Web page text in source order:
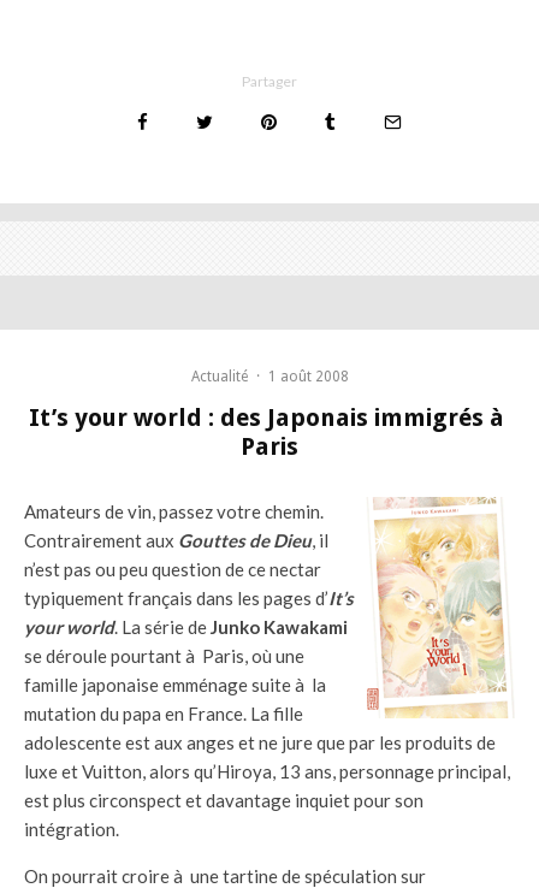
Partager
Actualité · 1 août 2008
It’s your world : des Japonais immigrés à
Paris
Amateurs de vin, passez votre chemin.
Contrairement aux Gouttes de Dieu, il
n’est pas ou peu question de ce nectar
typiquement français dans les pages d’It’s
your world. La série deJunko Kawakami
se déroule pourtant à Paris, où une
famille japonaise emménage suite à la
mutation du papa en France. La fille
adolescente est aux anges et ne jure que par les produits de
luxe et Vuitton, alors qu’Hiroya, 13 ans, personnage principal,
est plus circonspect et davantage inquiet pour son
intégration.
On pourrait croire à une tartine de spéculation sur